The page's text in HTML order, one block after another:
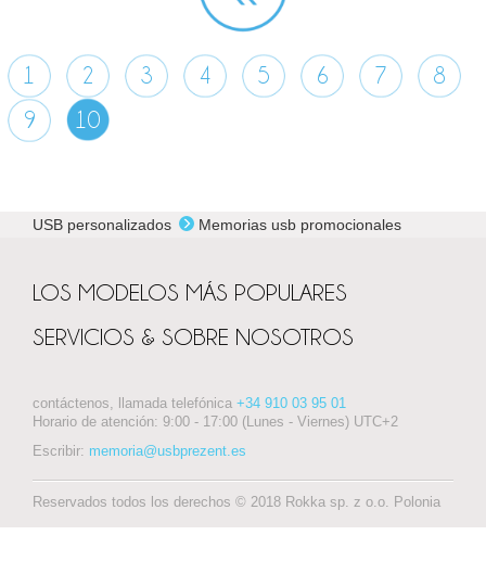
1 2 3 4 5 6 7
8
9
10
USB personalizados Memorias usb promocionales
LOS MODELOS MÁS POPULARES
SERVICIOS & SOBRE NOSOTROS
contáctenos, llamada telefónica +34 910 03 95 01
Horario de atención: 9:00 - 17:00 (Lunes - Viernes) UTC+2
Escribir: memoria@usbprezent.es
Reservados todos los derechos © 2018 Rokka sp. z o.o. Polonia